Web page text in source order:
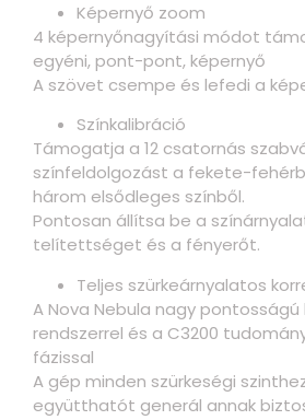
Képernyő zoom
4 képernyőnagyítási módot
egyéni, pont-pont, képernyő
A szövet csempe és lefedi a
Színkalibráció
Támogatja a 12 csatornás
színfeldolgozást a fekete-
három elsődleges színből.
Pontosan állítsa be a
telítettséget és a fényerőt.
Teljes szürkeárnyalatos
A Nova Nebula nagy pontosságú
rendszerrel és a C3200
fázissal
A gép minden szürkeségi
együtthatót generál annak